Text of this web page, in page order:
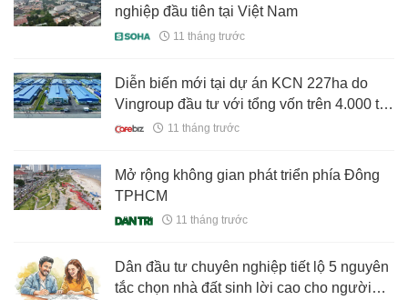
nghiệp đầu tiên tại Việt Nam
11 tháng trước
Diễn biến mới tại dự án KCN 227ha do
Vingroup đầu tư với tổng vốn trên 4.000 tỷ
đồng
11 tháng trước
Mở rộng không gian phát triển phía Đông
TPHCM
11 tháng trước
Dân đầu tư chuyên nghiệp tiết lộ 5 nguyên
tắc chọn nhà đất sinh lời cao cho người